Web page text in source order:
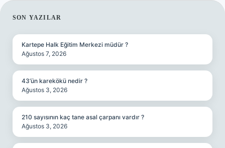
SIDEBAR
SON YAZILAR
Kartepe Halk Eğitim Merkezi müdür ?
Ağustos 7, 2026
43’ün karekökü nedir ?
Ağustos 3, 2026
210 sayısının kaç tane asal çarpanı vardır ?
Ağustos 3, 2026